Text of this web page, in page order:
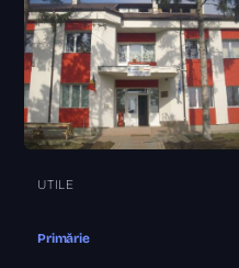
UTILE
Primărie